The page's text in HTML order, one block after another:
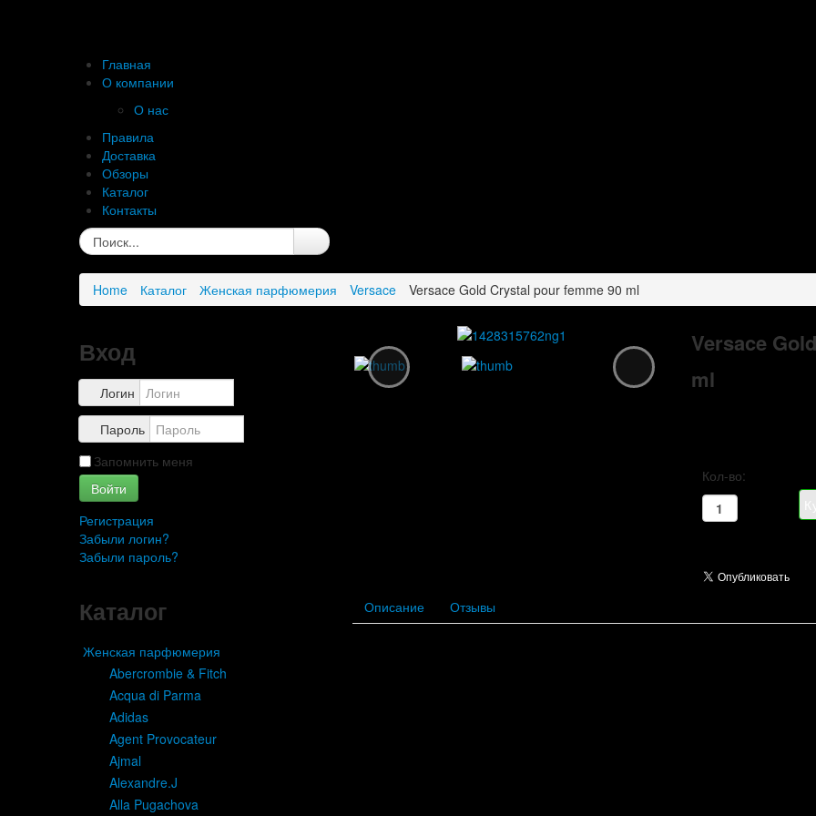
Главная
О компании
О нас
Правила
Доставка
Обзоры
Каталог
Контакты
Home Каталог Женская парфюмерия Versace Versace Gold Crystal pour femme 90 ml
Вход
Логин
Пароль
Запомнить меня
Войти
Регистрация
Забыли логин?
Забыли пароль?
Каталог
Женская парфюмерия
Abercrombie & Fitch
Acqua di Parma
Adidas
Agent Provocateur
Ajmal
Alexandre.J
Alla Pugachova
Versace
ml
Кол-во:
Описание Отзывы